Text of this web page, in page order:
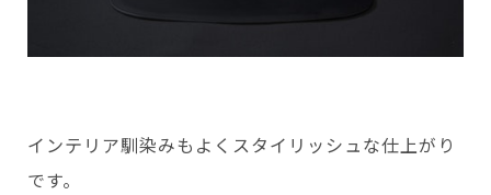
インテリア馴染みもよくスタイリッシュな仕上がり
です。